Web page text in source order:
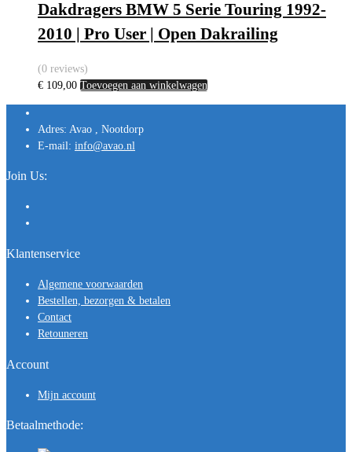
Dakdragers BMW 5 Serie Touring 1992-
2010 | Pro User | Open Dakrailing
(0 reviews)
€ 109,00 Toevoegen aan winkelwagen
Adres: Avao , Nootdorp
E-mail: info@avao.nl
Join Us:
Klantenservice
Algemene voorwaarden
Bestellen, bezorgen & betalen
Contact
Retouneren
Account
Mijn account
Betaalmethode: